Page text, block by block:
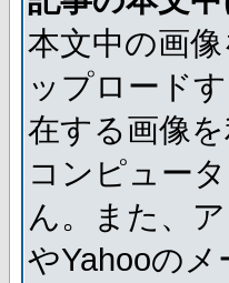
本文中の画
ップロード
在する画像
コンピュー
ん。また、
やYahooの